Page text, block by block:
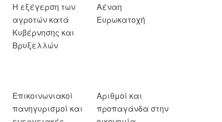
Η εξέγερση των
αγροτών κατά
Κυβέρνησης και
Βρυξελλών
Αέναη
Ευρωκατοχή
Επικοινωνιακοί
πανηγυρισμοί και
Αριθμοί και
προπαγάνδα στην